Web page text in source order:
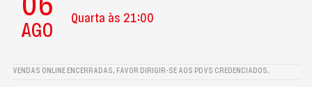
AGO Quarta às 21:00
VENDAS ONLINE ENCERRADAS, FAVOR DIRIGIR-SE AOS PDVS CREDENCIADOS.